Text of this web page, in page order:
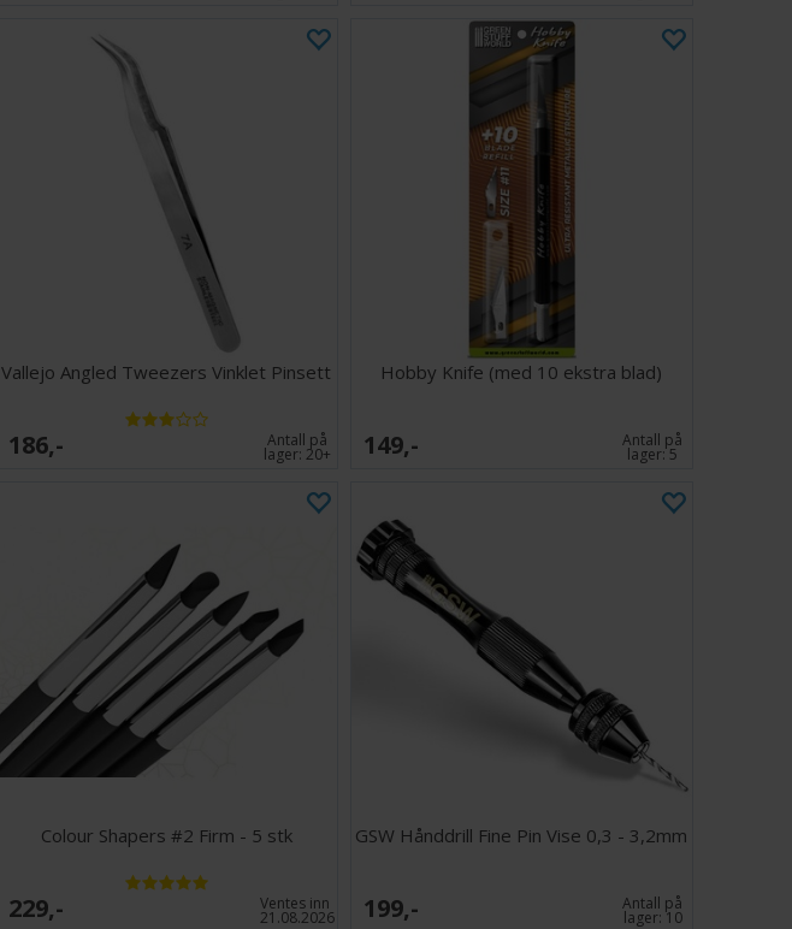
Vallejo Angled Tweezers Vinklet Pinsett
186,- Antall på
lager:20+
Hobby Knife (med 10 ekstra blad)
149,- Antall på
lager:5
Colour Shapers #2 Firm - 5 stk
229,- Ventes inn
21.08.2026
GSW Hånddrill Fine Pin Vise 0,3 - 3,2mm
199,- Antall på
lager: 10